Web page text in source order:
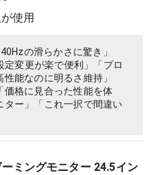
型液晶パネル採用)
使用
の滑らかさに驚き」
定変更が楽で便利」「プロ
能なのに明るさ維持」
価格に見合った性能を体
ー」「これ一択で間違い
ミングモニター 24.5イン